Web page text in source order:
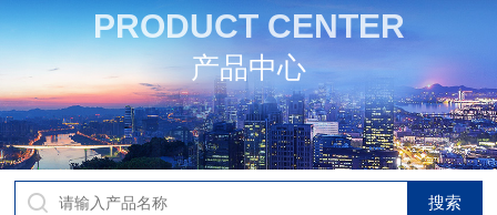
PRODUCT CENTER
产品中心